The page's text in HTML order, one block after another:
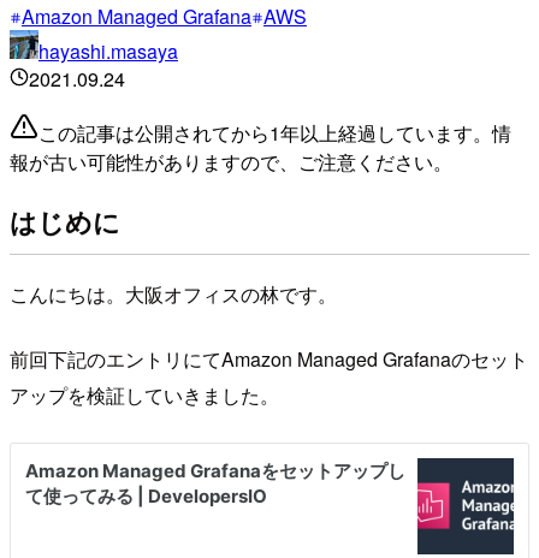
Amazon Managed Grafana AWS
hayashi.masaya
2021.09.24
この記事は公開されてから1年以上経過しています。情
報が古い可能性がありますので、ご注意ください。
はじめに
こんにちは。大阪オフィスの林です。
前回下記のエントリにてAmazon Managed Grafanaのセット
アップを検証していきました。